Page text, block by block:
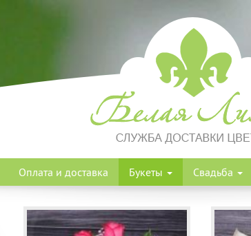
Оплата и доставка Букеты Свадьба